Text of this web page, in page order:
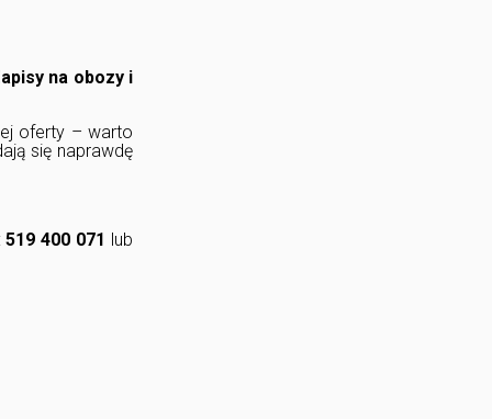
na obozy i
oferty – warto
się naprawdę
519 400 071 lub